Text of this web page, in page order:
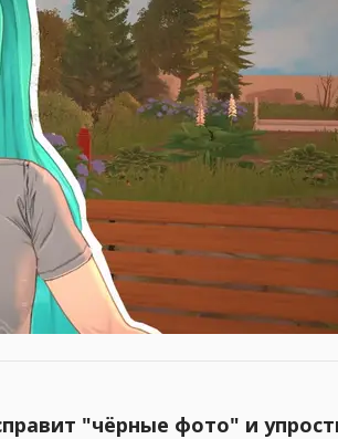
"чёрные фото" и